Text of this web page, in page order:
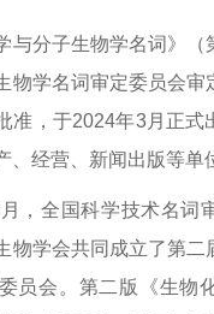
分子生物学名词》（
物学名词审定委员会审
准，于2024年3月正式
、经营、新闻出版等单
月，全国科学技术名词
物学会共同成立了第二
员会。第二版《生物